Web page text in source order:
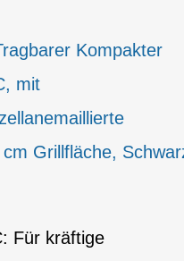
Kompakter
mit
Grillfläche,
Für kräftige